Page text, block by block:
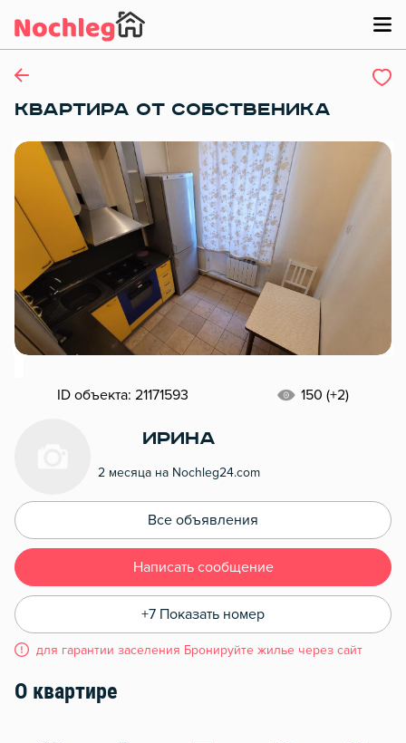
КВАРТИРА ОТ СОБСТВЕНИКА
ID объекта: 21171593 150 (+2)
Ирина
2 месяца на Nochleg24.com
Все объявления
Написать сообщение
+7 Показать номер
для гарантии заселения Бронируйте жилье через сайт
О квартире